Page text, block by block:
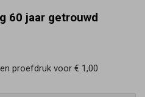
60 jaar getrouwd
proefdruk voor € 1,00